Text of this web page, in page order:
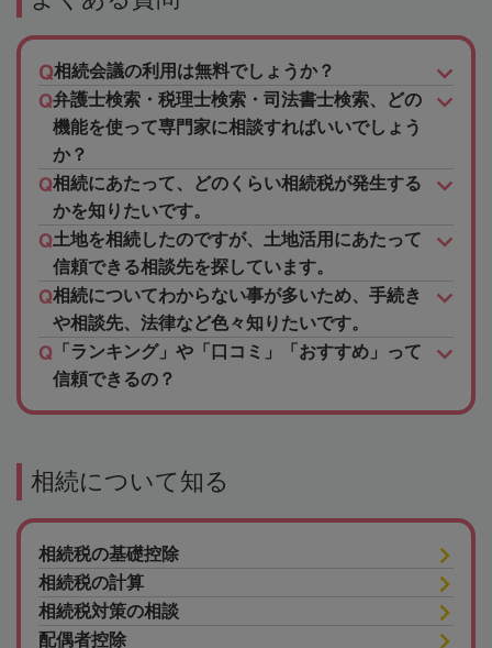
相続会議の利用は無料でしょうか？
弁護士検索・税理士検索・司法書士検索、どの
機能を使って専門家に相談すればいいでしょう
か？
相続にあたって、どのくらい相続税が発生する
かを知りたいです。
土地を相続したのですが、土地活用にあたって
信頼できる相談先を探しています。
相続についてわからない事が多いため、手続き
や相談先、法律など色々知りたいです。
「ランキング」や「口コミ」「おすすめ」って
信頼できるの？
相続について知る
相続税の基礎控除
相続税の計算
相続税対策の相談
配偶者控除